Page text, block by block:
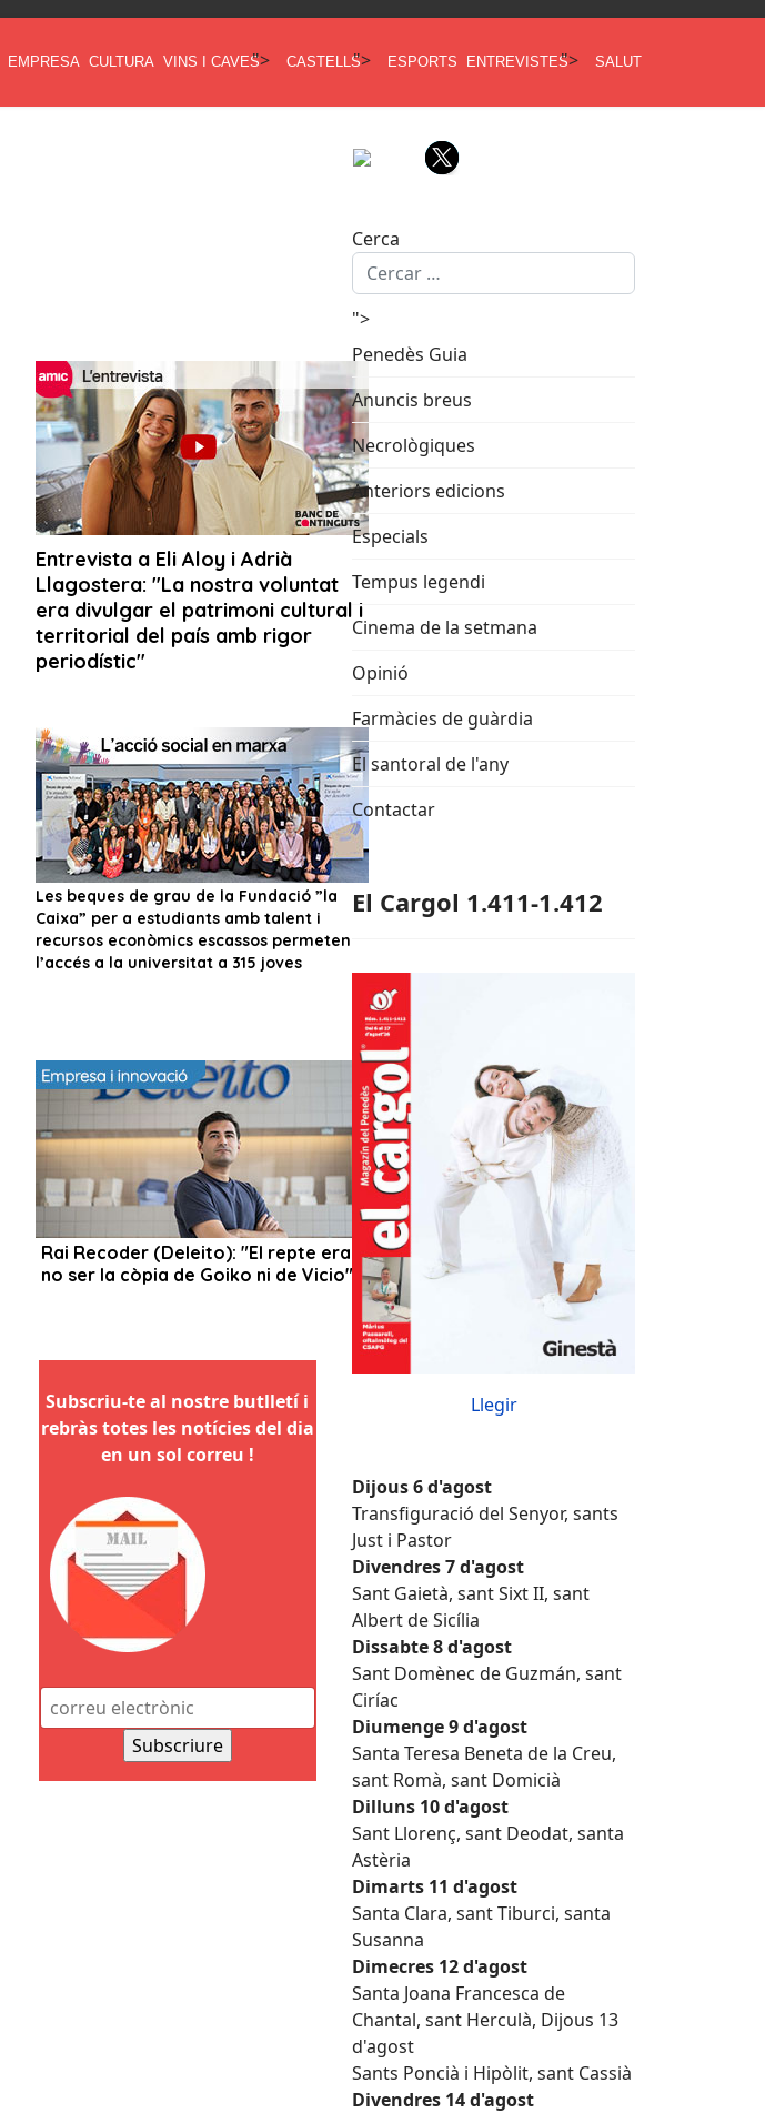
EMPRESA CULTURA VINS I CAVES"> CASTELLS"> ESPORTS ENTREVISTES"> SALUT
Cerca
Subscriu-te al nostre butlletí i
rebràs totes les notícies del dia
en un sol correu !
">
Penedès Guia
Anuncis breus
Necrològiques
Anteriors edicions
Especials
Tempus legendi
Cinema de la setmana
Opinió
Farmàcies de guàrdia
El santoral de l'any
Contactar
El Cargol 1.411-1.412
Llegir
Dijous 6 d'agost
Transfiguració del Senyor, sants
Just i Pastor
Divendres 7 d'agost
Sant Gaietà, sant Sixt II, sant
Albert de Sicília
Dissabte 8 d'agost
Sant Domènec de Guzmán, sant
Ciríac
Diumenge 9 d'agost
Santa Teresa Beneta de la Creu,
sant Romà, sant Domicià
Dilluns 10 d'agost
Sant Llorenç, sant Deodat, santa
Astèria
Dimarts 11 d'agost
Santa Clara, sant Tiburci, santa
Susanna
Dimecres 12 d'agost
Santa Joana Francesca de
Chantal, sant Herculà, Dijous 13
d'agost
Sants Poncià i Hipòlit, sant Cassià
Divendres 14 d'agost